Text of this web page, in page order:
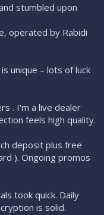
stumbled upon
operated by Rabidi
unique – lots of luck
. I'm a live dealer
feels high quality.
deposit plus free
). Ongoing promos
took quick. Daily
is solid.